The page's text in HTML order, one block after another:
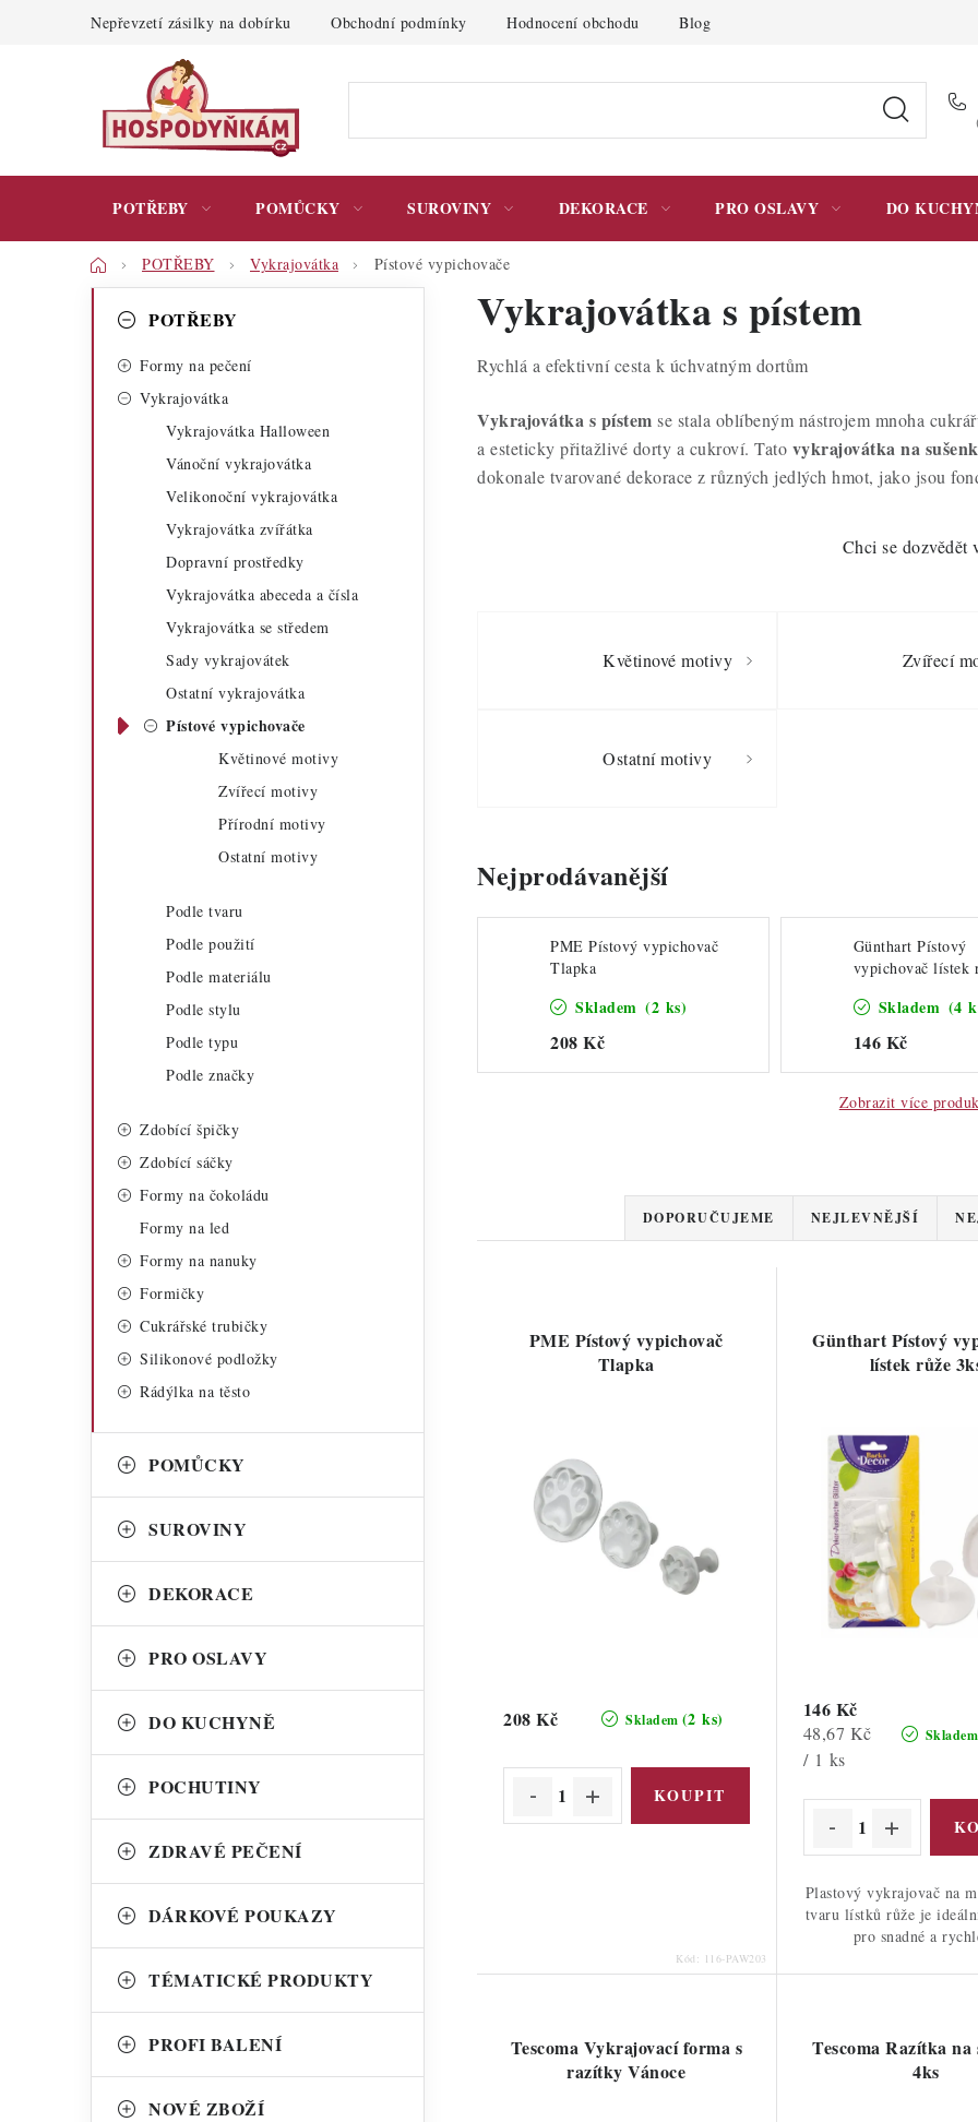
Nepřevzetí zásilky na dobírku Obchodní podmínky Hodnocení obchodu Blog
POTŘEBY POMŮCKY SUROVINY DEKORACE PRO OSLAVY DO
DomůPOTŘEBY Vykrajovátka Pístové vypichovače
kategoriePOTŘEBY
Formy na pečení
Vykrajovátka
Vykrajovátka Halloween
Vánoční vykrajovátka
Velikonoční vykrajovátka
Vykrajovátka zvířátka
Dopravní prostředky
Vykrajovátka abeceda a čísla
Vykrajovátka se středem
Sady vykrajovátek
Ostatní vykrajovátka
Pístové vypichovače
Květinové motivy
Zvířecí motivy
Přírodní motivy
Ostatní motivy
Podle tvaru
Podle použití
Podle materiálu
Podle stylu
Podle typu
Podle značky
Zdobící špičky
Zdobící sáčky
Formy na čokoládu
Formy na led
Formy na nanuky
Formičky
Cukrářské trubičky
Silikonové podložky
Rádýlka na těsto
POMŮCKY
SUROVINY
DEKORACE
PRO OSLAVY
DO KUCHYNĚ
POCHUTINY
ZDRAVÉ PEČENÍ
DÁRKOVÉ POUKAZY
TÉMATICKÉ PRODUKTY
PROFI BALENÍ
NOVÉ ZBOŽÍ
Vykrajovátka s pístem
Rychlá a efektivní cesta k úchvatným dortům
Vykrajovátka s pístem se stala oblíbeným nástrojem mnoha
a esteticky přitažlivé dorty a cukroví. Tato vykrajovátka na
dokonale tvarované dekorace z různých jedlých hmot, jako jsou
Chci se dozvědět
Květinové motivy Zvířecí
Ostatní motivy
Nejprodávanější
PME Pístový vypichovač
Tlapka
Skladem (2 ks)
208 Kč
Günthart Pístový
vypichovač lístek
Skladem (4
146 Kč
Zobrazit více
Ř
a
e
n
r
o
t
ů
DOPORUČUJEME NEJLEVNĚJŠÍ
PME Pístový vypichovač
Tlapka
Skladem (2 ks)
208 Kč
Kód: 116-PAW203
Günthart Pístový
lístek růže
Skladem
146 Kč
Měrná
cena:
48,67 Kč
/ 1 ks
Plastový vykrajovač na
tvaru lístků růže je
pro snadné a
Tescoma Vykrajovací forma s
razítky Vánoce
Tescoma Razítka na
4ks